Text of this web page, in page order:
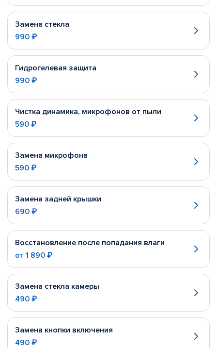
Замена стекла
990 ₽
Гидрогелевая защита
990 ₽
Чистка динамика, микрофонов от пыли
590 ₽
Замена микрофона
590 ₽
Замена задней крышки
690 ₽
Восстановление после попадания влаги
от 1 890 ₽
Замена стекла камеры
490 ₽
Замена кнопки включения
490 ₽